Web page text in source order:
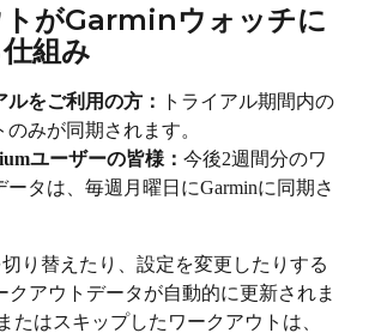
トがGarminウォッチに
組み
をご利用の方：
トライアル期間内の
のみが同期されます。
ユーザーの皆様： 今後2週間分のワ
ータは、毎週月曜日にGarminに同期さ
り替えたり、設定を変更したりする
クアウトデータが自動的に更新されま
たはスキップしたワークアウトは、